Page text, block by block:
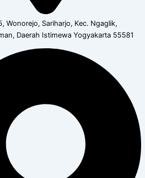
Wonorejo, Sariharjo, Kec. Ngaglik,
Daerah Istimewa Yogyakarta 55581